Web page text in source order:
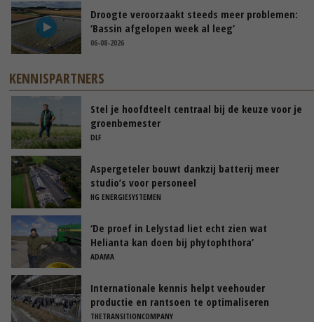
Droogte veroorzaakt steeds meer problemen:
‘Bassin afgelopen week al leeg’
06-08-2026
KENNISPARTNERS
Stel je hoofdteelt centraal bij de keuze voor je
groenbemester
DLF
Aspergeteler bouwt dankzij batterij meer
studio’s voor personeel
HG ENERGIESYSTEMEN
‘De proef in Lelystad liet echt zien wat
Helianta kan doen bij phytophthora’
ADAMA
Internationale kennis helpt veehouder
productie en rantsoen te optimaliseren
THETRANSITIONCOMPANY